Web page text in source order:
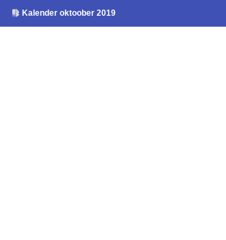
Kalender oktoober 2019